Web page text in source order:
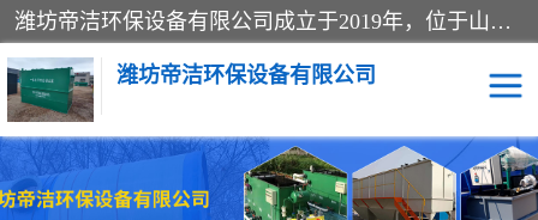
潍坊帝洁环保设备有限公司成立于2019年，位于山东省潍坊市潍城经济开发区；公司专注于环境保护专用设备及配件的研发、生产、安装与销售，同时涉及医用消毒设备、机电设备和仪器仪表的销售。此外，公司提供环保工程施工、环保技术研发与转让、技术服务以及环境工程专项设计服务，致力于为客户提供全面的环保解决方案，助力绿色可持续发展。
潍坊帝洁环保设备有限公司
一体化提升泵站 屠宰肉食品加工污水处理